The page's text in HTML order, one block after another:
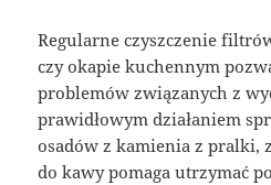
Regularne czyszczenie
czy okapie kuchennym
problemów związanych z
prawidłowym działaniem
osadów z kamienia z pralki,
do kawy pomaga utrzymać